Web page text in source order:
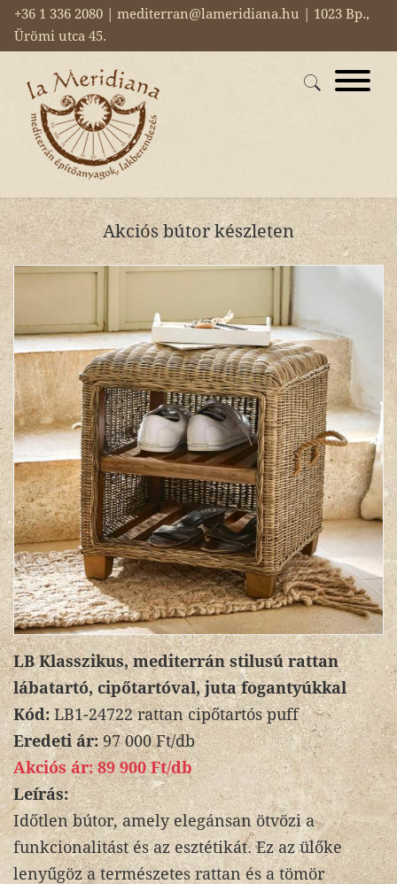
+36 1 336 2080 | mediterran@lameridiana.hu | 1023 Bp.,
Ürömi utca 45.
Akciós bútor készleten
LB Klasszikus, mediterrán stilusú rattan
lábatartó, cipőtartóval, juta fogantyúkkal
Kód:LB1-24722 rattan cipőtartós puff
Eredeti ár:97 000 Ft/db
Akciós ár:89 900 Ft/db
Leírás:
Időtlen bútor, amely elegánsan ötvözi a
funkcionalitást és az esztétikát. Ez az ülőke
lenyűgöz a természetes rattan és a tömör